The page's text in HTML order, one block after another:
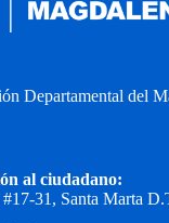
Departamental del
al ciudadano:
31, Santa Marta